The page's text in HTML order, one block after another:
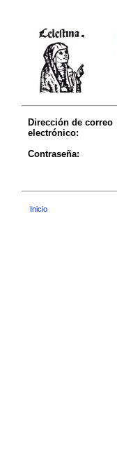
Dirección de correo
electrónico:
Contraseña:
Inicio